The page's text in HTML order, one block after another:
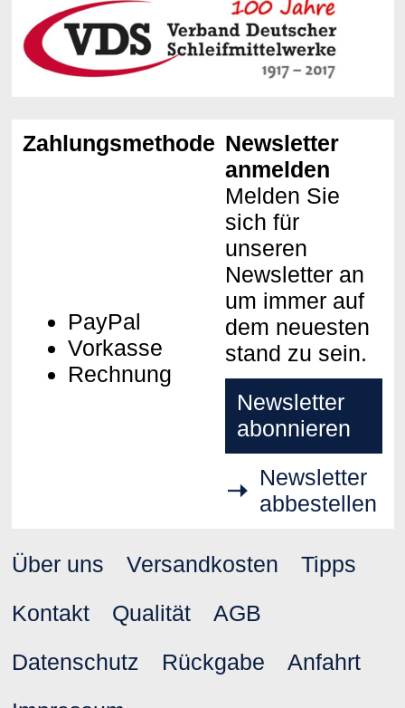
Zahlungsmethoden
PayPal
Vorkasse
Rechnung
Newsletter
anmelden
Melden Sie
sich für
unseren
Newsletter an
um immer auf
dem neuesten
stand zu sein.
Newsletter
abonnieren
Newsletter
abbestellen
Über uns Versandkosten
Tipps
Kontakt
Qualität
AGB
Datenschutz
Rückgabe
Anfahrt